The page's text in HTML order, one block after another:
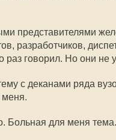
представителями
разработчиков,
раз говорил. Но они
с деканами ряда
меня.
Больная для меня тема.